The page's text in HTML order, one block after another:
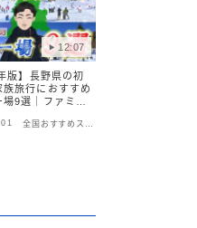
12:07
版】長野県の初
族旅行におすすめ
9選｜ファミリ
特集全国おすすめスキ